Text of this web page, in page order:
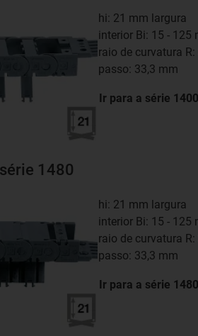
hi: 21 mm largura
interior Bi: 15 - 125
raio de curvatura
passo: 33,3 mm
Ir para a série 1400
1480
hi: 21 mm largura
interior Bi: 15 - 125
raio de curvatura
passo: 33,3 mm
Ir para a série 1480